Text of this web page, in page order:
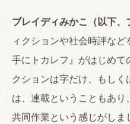
ブレイディみかこ（以下、
ィクションや社会時評な
手にトカレフ』がはじめて
クションは字だけ、もし
は、連載ということもあ
共同作業という感じがしま